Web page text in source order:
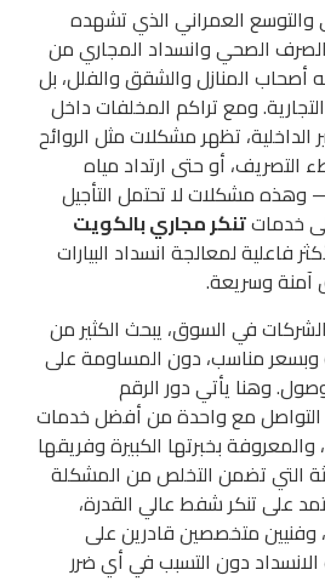
العمراني الذي تشهده
الصحي وانسداد المجاري من
أصحاب المنازل والشقق والفلل، بل
ومع تراكم المخلفات داخل
الداخلية، تظهر مشكلات مثل الروائح
التصريف، أو حتى ارتداد مياه
مشكلات لا تحتمل التأجيل
خدماتتنكر مجاري بالكويت
فاعلية لمعالجة انسداد البيارات
وسريعة.
في السوق، يبحث الكثير من
مناسب، دون المساومة على
وهنا يأتي دور الرقم
مع واحدة من أفضل خدمات
بخبرتها الكبيرة وفريقها
التي تضمن التخلص من المشكلة
على تنكر شفط عالي القدرة،
متخصصين قادرين على
دون التسبب في أي ضرر